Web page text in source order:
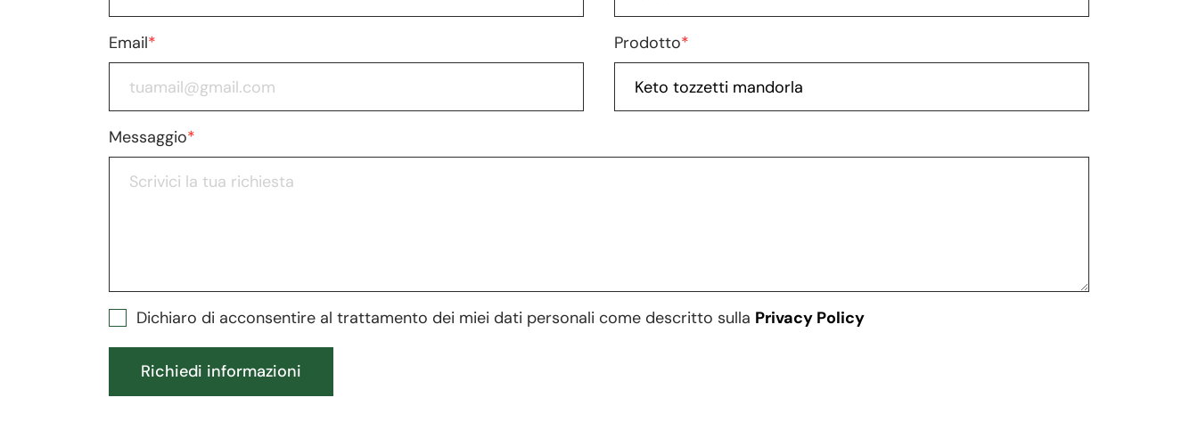
Email* Prodotto*
Messaggio*
Dichiaro di acconsentire al trattamento dei miei dati personali come descritto sulla Privacy Policy
Richiedi informazioni